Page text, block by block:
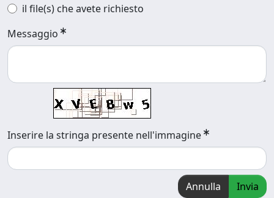
il file(s) che avete richiesto
Messaggio
Inserire la stringa presente nell'immagine
Annulla Invia